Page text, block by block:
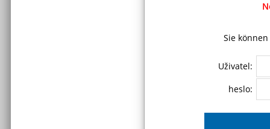
Sie
Uživatel:
heslo: